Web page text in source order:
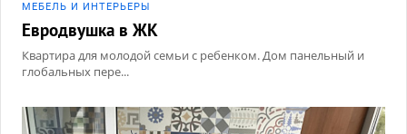
МЕБЕЛЬ И ИНТЕРЬЕРЫ
Евродвушка в ЖК
Квартира для молодой семьи с ребенком. Дом панельный и
глобальных пере...